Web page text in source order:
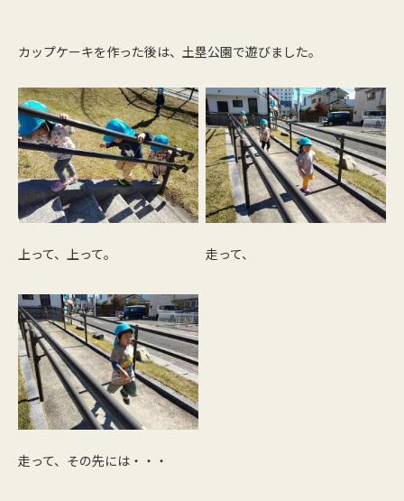
カップケーキを作った後は、土塁公園で遊びました。
上って、上って。 走って、
走って、その先には・・・